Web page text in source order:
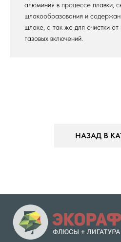
алюминия в процессе плавки,
шлакообразования и
шлаке, а так же для очистки от
газовых включений.
НАЗАД В